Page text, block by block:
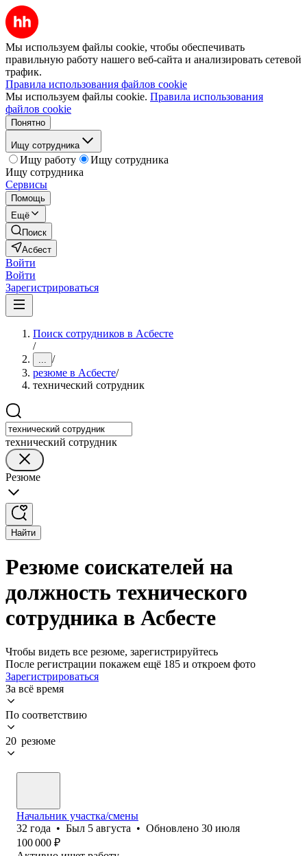
Мы используем файлы cookie, чтобы обеспечивать
правильную работу нашего веб-сайта и анализировать сетевой
трафик.
Правила использования файлов cookie
Мы используем файлы cookie. Правила использования
файлов cookie
Понятно
Ищу сотрудника
Ищу работу
Ищу сотрудника
Ищу сотрудника
Сервисы
Помощь
Ещё
Поиск
Асбест
Войти
Войти
Зарегистрироваться
Поиск сотрудников в Асбесте
/
... /
резюме в Асбесте/
технический сотрудник
технический сотрудник
Резюме
Найти
Резюме соискателей на
должность технического
сотрудника в Асбесте
Чтобы видеть все резюме, зарегистрируйтесь
После регистрации покажем ещё 185 и откроем фото
Зарегистрироваться
За всё время
По соответствию
20 резюме
Начальник участка/смены
32 года • Был 5 августа • Обновлено 30 июля
100 000 ₽